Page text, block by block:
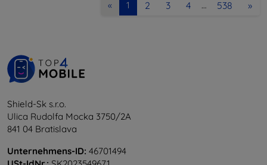
« 1 2 3 4 … 538 »
Shield-Sk s.r.o.
Ulica Rudolfa Mocka 3750/2A
841 04 Bratislava
Unternehmens-ID: 46701494